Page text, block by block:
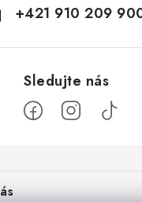
+421 910 209